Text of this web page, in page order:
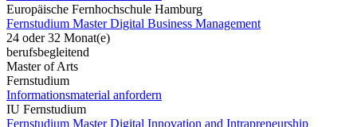
Europäische Fernhochschule Hamburg
Fernstudium Master Digital Business Management
24 oder 32 Monat(e)
berufsbegleitend
Master of Arts
Fernstudium
Informationsmaterial anfordern
IU Fernstudium
Fernstudium Master Digital Innovation and Intrapreneurship